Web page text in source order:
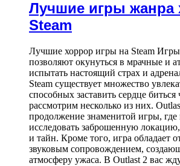
Лучшие игры жанра
Steam
Лучшие хоррор игры на Steam
позволяют окунуться в мрачные и
испытать настоящий страх и
Steam существует множество
способных заставить сердце
рассмотрим несколько из них.
продолжение знаменитой игры, где
исследовать заброшенную
и тайн. Кроме того, игра обладает
звуковым сопровождением,
атмосферу ужаса. В Outlast 2 вас